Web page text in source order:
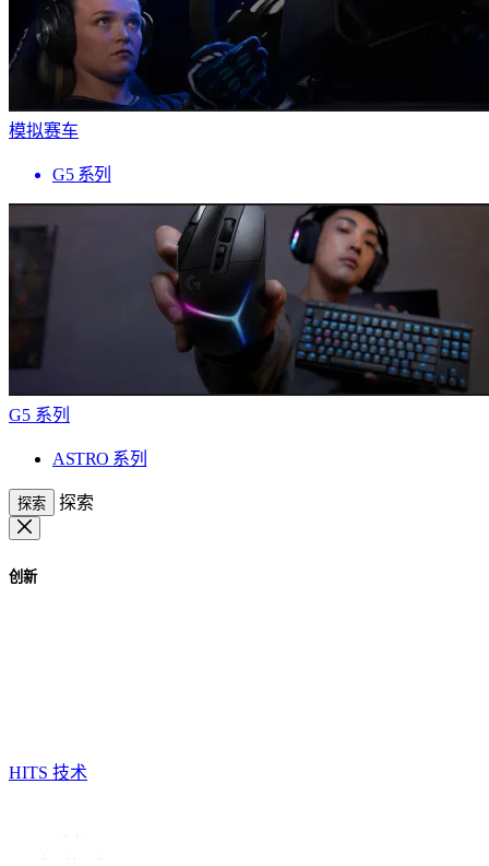
模拟赛车
G5 系列
G5 系列
ASTRO 系列
探索 探索
创新
HITS 技术